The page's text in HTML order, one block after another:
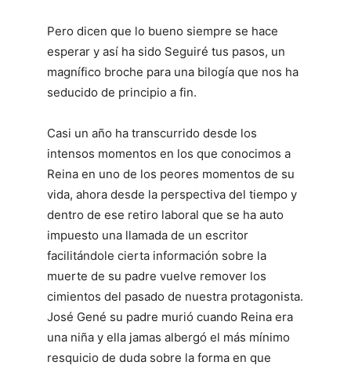
Pero dicen que lo bueno siempre se hace
esperar y así ha sido Seguiré tus pasos, un
magnífico broche para una bilogía que nos ha
seducido de principio a fin.
Casi un año ha transcurrido desde los
intensos momentos en los que conocimos a
Reina en uno de los peores momentos de su
vida, ahora desde la perspectiva del tiempo y
dentro de ese retiro laboral que se ha auto
impuesto una llamada de un escritor
facilitándole cierta información sobre la
muerte de su padre vuelve remover los
cimientos del pasado de nuestra protagonista.
José Gené su padre murió cuando Reina era
una niña y ella jamas albergó el más mínimo
resquicio de duda sobre la forma en que